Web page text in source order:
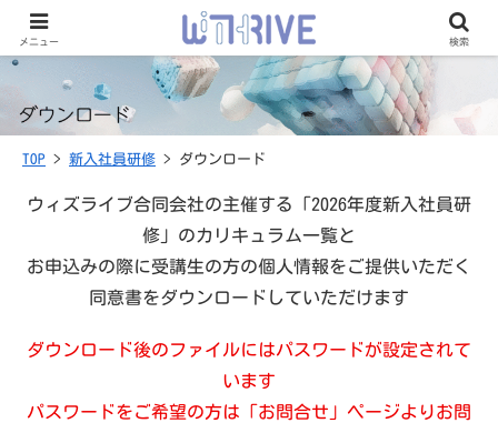
TOP > 新入社員研修 > ダウンロード
ウィズライブ合同会社の主催する「2026年度新入社員研
修」のカリキュラム一覧と
お申込みの際に受講生の方の個人情報をご提供いただく
同意書をダウンロードしていただけます
ダウンロード後のファイルにはパスワードが設定されて
います
パスワードをご希望の方は「お問合せ」ページよりお問
メニュー 検索